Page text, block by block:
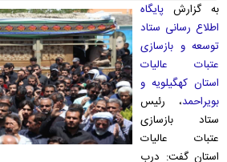
به گزارش پایگاه
اطلاع رسانی ستاد
توسعه و بازسازی
عتبات عالیات
استان کهگیلویه و
بویراحمد، رئیس
ستاد بازسازی
عتبات عالیات
استان گفت: درب